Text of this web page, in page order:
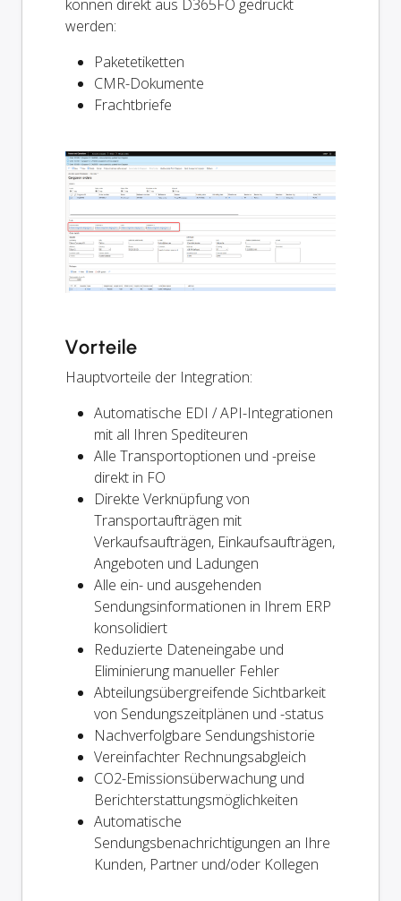
können direkt aus D365FO gedruckt
werden:
Paketetiketten
CMR-Dokumente
Frachtbriefe
Vorteile
Hauptvorteile der Integration:
Automatische EDI / API-Integrationen
mit all Ihren Spediteuren
Alle Transportoptionen und -preise
direkt in FO
Direkte Verknüpfung von
Transportaufträgen mit
Verkaufsaufträgen, Einkaufsaufträgen,
Angeboten und Ladungen
Alle ein- und ausgehenden
Sendungsinformationen in Ihrem ERP
konsolidiert
Reduzierte Dateneingabe und
Eliminierung manueller Fehler
Abteilungsübergreifende Sichtbarkeit
von Sendungszeitplänen und -status
Nachverfolgbare Sendungshistorie
Vereinfachter Rechnungsabgleich
CO2-Emissionsüberwachung und
Berichterstattungsmöglichkeiten
Automatische
Sendungsbenachrichtigungen an Ihre
Kunden, Partner und/oder Kollegen